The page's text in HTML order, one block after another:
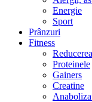
Energie
Sport
Prânzuri
Fitness
Proteinele
Gainers
Creatine